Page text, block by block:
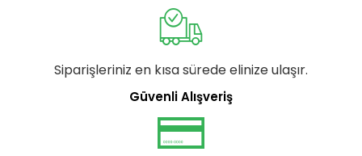
Siparişleriniz en kısa sürede elinize ulaşır.
Güvenli Alışveriş